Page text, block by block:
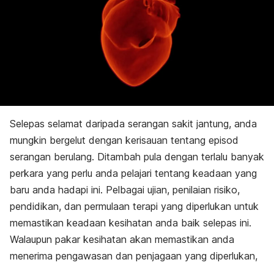
Selepas selamat daripada serangan sakit jantung, anda
mungkin bergelut dengan kerisauan tentang episod
serangan berulang. Ditambah pula dengan terlalu banyak
perkara yang perlu anda pelajari tentang keadaan yang
baru anda hadapi ini. Pelbagai ujian, penilaian risiko,
pendidikan, dan permulaan terapi yang diperlukan untuk
memastikan keadaan kesihatan anda baik selepas ini.
Walaupun pakar kesihatan akan memastikan anda
menerima pengawasan dan penjagaan yang diperlukan,